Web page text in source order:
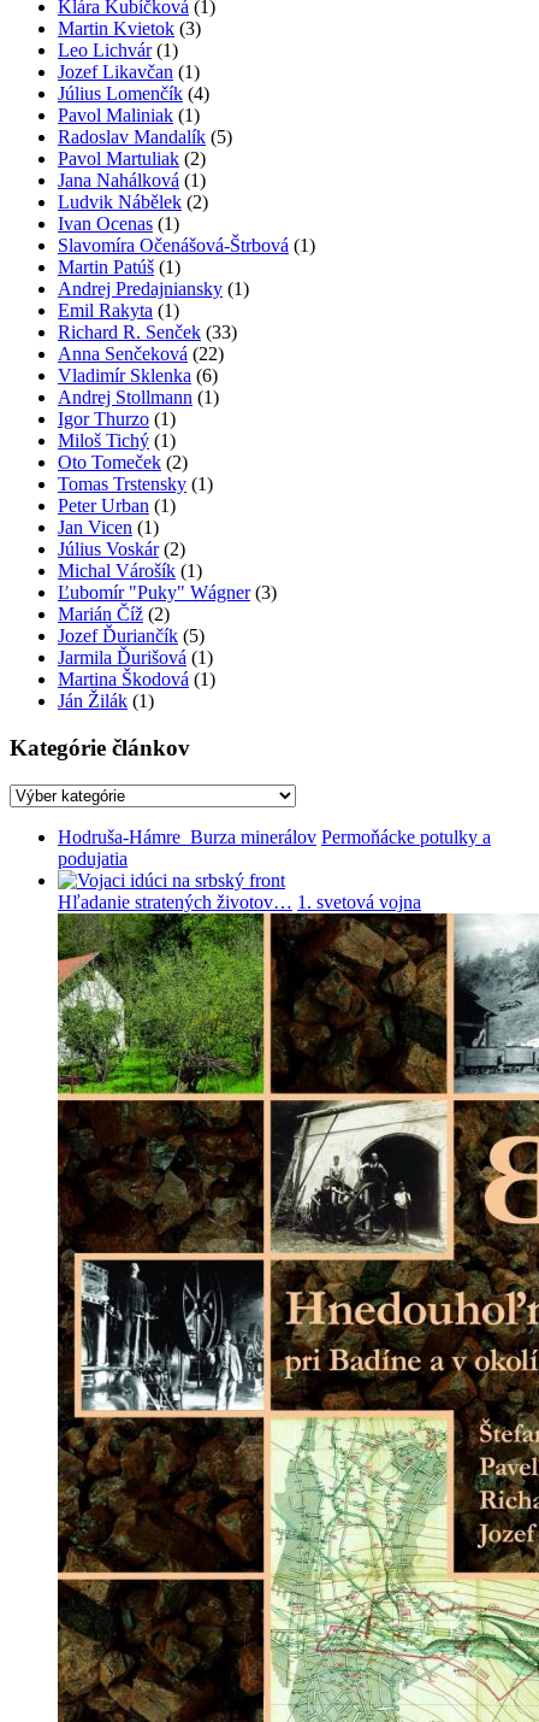
Klára Kubíčková (1)
Martin Kvietok (3)
Leo Lichvár(1)
Jozef Likavčan (1)
Július Lomenčík (4)
Pavol Maliniak (1)
Radoslav Mandalík (5)
Pavol Martuliak (2)
Jana Nahálková (1)
Ludvik Nábělek (2)
Ivan Ocenas (1)
Slavomíra Očenášová-Štrbová (1)
Martin Patúš (1)
Andrej Predajniansky (1)
Emil Rakyta (1)
Richard R. Senček (33)
Anna Senčeková (22)
Vladimír Sklenka (6)
Andrej Stollmann (1)
Igor Thurzo (1)
Miloš Tichý (1)
Oto Tomeček (2)
Tomas Trstensky (1)
Peter Urban (1)
Jan Vicen (1)
Július Voskár(2)
Michal Várošík (1)
Ľubomír "Puky" Wágner(3)
Marián Číž (2)
Jozef Ďuriančík (5)
Jarmila Ďurišová (1)
Martina Škodová (1)
Ján Žilák (1)
Kategórie článkov
Kategórie
Hodruša-Hámre_Burza minerálov Permoňácke potulky a
podujatia
Hľadanie stratených životov… 1. svetová vojna